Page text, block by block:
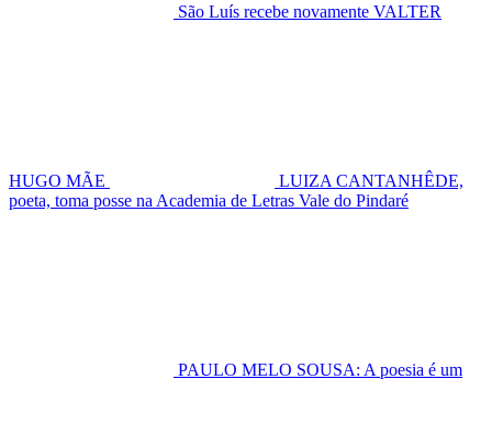
São Luís recebe novamente VALTER
HUGO MÃE
LUIZA CANTANHÊDE,
poeta, toma posse na Academia de Letras Vale do Pindaré
PAULO MELO SOUSA: A poesia é um